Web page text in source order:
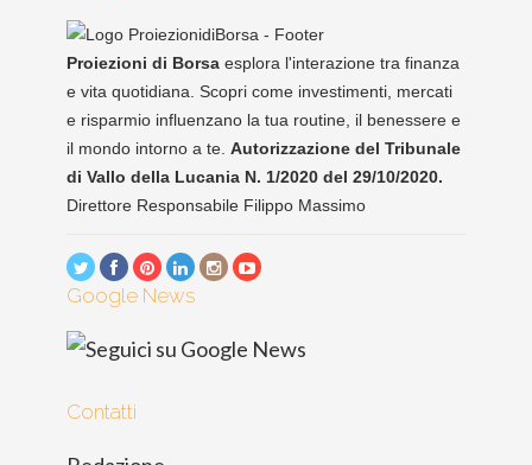
Proiezioni di Borsa esplora l'interazione tra finanza
e vita quotidiana. Scopri come investimenti, mercati
e risparmio influenzano la tua routine, il benessere e
il mondo intorno a te. Autorizzazione del Tribunale
di Vallo della Lucania N. 1/2020 del 29/10/2020.
Direttore Responsabile Filippo Massimo
Google News
Contatti